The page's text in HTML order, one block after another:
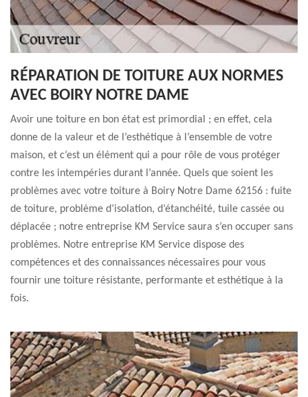
RÉPARATION DE TOITURE AUX NORMES
AVEC BOIRY NOTRE DAME
Avoir une toiture en bon état est primordial ; en effet, cela
donne de la valeur et de l’esthétique à l’ensemble de votre
maison, et c’est un élément qui a pour rôle de vous protéger
contre les intempéries durant l’année. Quels que soient les
problèmes avec votre toiture à Boiry Notre Dame 62156 : fuite
de toiture, problème d’isolation, d’étanchéité, tuile cassée ou
déplacée ; notre entreprise KM Service saura s’en occuper sans
problèmes. Notre entreprise KM Service dispose des
compétences et des connaissances nécessaires pour vous
fournir une toiture résistante, performante et esthétique à la
fois.